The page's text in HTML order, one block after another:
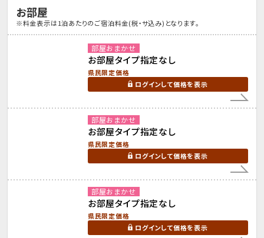
お部屋
※料金表示は1泊あたりのご宿泊料金(税・サ込み)となります。
部屋おまかせ
お部屋タイプ指定なし
県民限定価格
ログインして価格を表示
部屋おまかせ
お部屋タイプ指定なし
県民限定価格
ログインして価格を表示
部屋おまかせ
お部屋タイプ指定なし
県民限定価格
ログインして価格を表示